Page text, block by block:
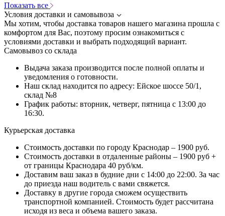
Показать все
Условия доставки и самовывоза
Мы хотим, чтобы доставка товаров нашего магазина прошла с
комфортом для Вас, поэтому просим ознакомиться с
условиями доставки и выбрать подходящий вариант.
Самовывоз со склада
Выдача заказа производится после полной оплаты и
уведомления о готовности.
Наш склад находится по адресу: Ейское шоссе 50/1,
склад №8
График работы: вторник, четверг, пятница с 13:00 до
16:30.
Курьерская доставка
Стоимость доставки по городу Краснодар – 1900 руб.
Стоимость доставки в отдаленные районы – 1900 руб +
от границы Краснодара 40 руб/км.
Доставим ваш заказ в будние дни с 14:00 до 22:00. За час
до приезда наш водитель с вами свяжется.
Доставку в другие города сможем осуществить
транспортной компанией. Стоимость будет рассчитана
исходя из веса и объема вашего заказа.